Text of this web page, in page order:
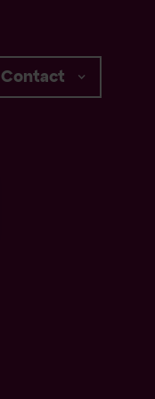
Contact